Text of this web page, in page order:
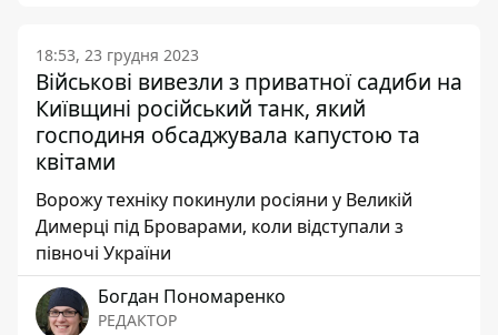
18:53, 23 грудня 2023
Військові вивезли з приватної садиби на
Київщині російський танк, який
господиня обсаджувала капустою та
квітами
Ворожу техніку покинули росіяни у Великій
Димерці під Броварами, коли відступали з
півночі України
Богдан Пономаренко
РЕДАКТОР